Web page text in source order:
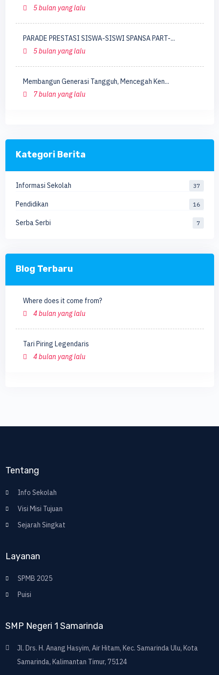
5 bulan yang lalu
PARADE PRESTASI SISWA-SISWI SPANSA PART-...
5 bulan yang lalu
Membangun Generasi Tangguh, Mencegah Ken...
7 bulan yang lalu
Kategori Berita
Informasi Sekolah 37
Pendidikan 16
Serba Serbi 7
Blog Terbaru
Where does it come from?
4 bulan yang lalu
Tari Piring Legendaris
4 bulan yang lalu
Tentang
Info Sekolah
Visi Misi Tujuan
Sejarah Singkat
Layanan
SPMB 2025
Puisi
SMP Negeri 1 Samarinda
Jl. Drs. H. Anang Hasyim, Air Hitam, Kec. Samarinda Ulu, Kota
Samarinda, Kalimantan Timur, 75124